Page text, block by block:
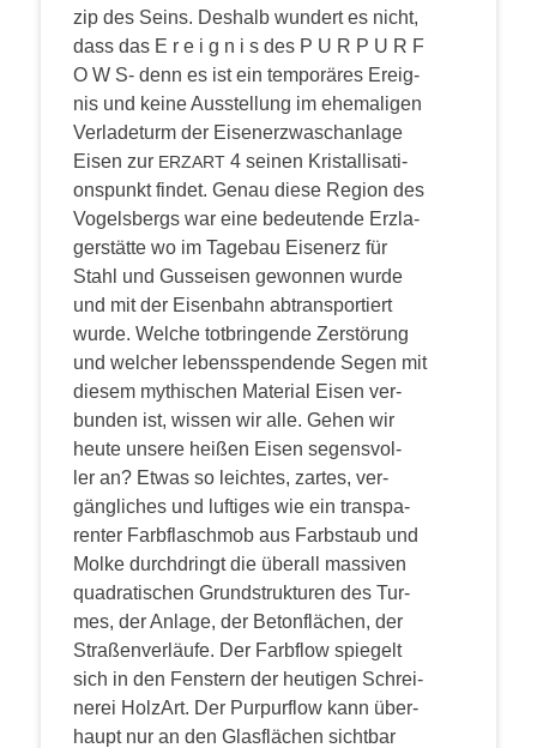
zip des Seins. Des­halb wun­dert es nicht,
dass das E r e i g n i s des P U R P U R F
O W S- denn es ist ein tem­po­rä­res Ereig­
nis und kei­ne Aus­stel­lung im ehe­ma­li­gen
Ver­la­de­turm der Eisen­erz­wasch­an­la­ge
Eisen zur ERZART4 sei­nen Kris­tal­li­sa­ti­
ons­punkt fin­det. Genau die­se Regi­on des
Vogels­bergs war eine bedeu­ten­de Erz­la­
ger­stät­te wo im Tage­bau Eisen­erz für
Stahl und Guss­ei­sen gewon­nen wur­de
und mit der Eisen­bahn abtrans­por­tiert
wur­de. Wel­che tot­brin­gen­de Zer­stö­rung
und wel­cher lebens­spen­den­de Segen mit
die­sem mythi­schen Mate­ri­al Eisen ver­
bun­den ist, wis­sen wir alle. Gehen wir
heu­te unse­re hei­ßen Eisen segens­vol­
ler an? Etwas so leich­tes, zar­tes, ver­
gäng­li­ches und luf­ti­ges wie ein trans­pa­
ren­ter Farb­flasch­mob aus Farb­staub und
Mol­ke durch­dringt die über­all mas­si­ven
qua­dra­ti­schen Grund­struk­tu­ren des Tur­
mes, der Anla­ge, der Beton­flä­chen, der
Stra­ßen­ver­läu­fe. Der Farb­flow spie­gelt
sich in den Fens­tern der heu­ti­gen Schrei­
ne­rei Holz­Art. Der Pur­pur­flow kann über­
haupt nur an den Glas­flä­chen sicht­bar